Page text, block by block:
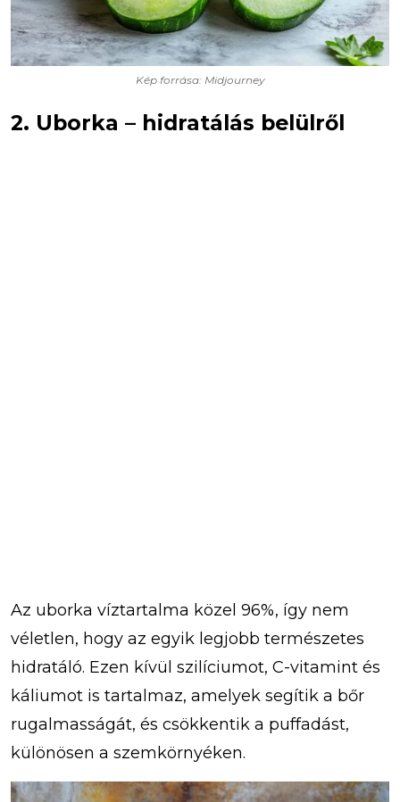
Kép forrása: Midjourney
2. Uborka – hidratálás belülről
Az uborka víztartalma közel 96%, így nem
véletlen, hogy az egyik legjobb természetes
hidratáló. Ezen kívül szilíciumot, C-vitamint és
káliumot is tartalmaz, amelyek segítik a bőr
rugalmasságát, és csökkentik a puffadást,
különösen a szemkörnyéken.